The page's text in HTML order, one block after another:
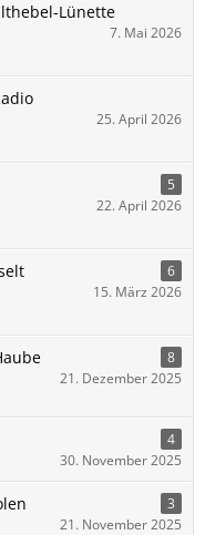
Lünette
7. Mai 2026
25. April 2026
5
22. April 2026
6
15. März 2026
8
21. Dezember 2025
4
30. November 2025
3
21. November 2025